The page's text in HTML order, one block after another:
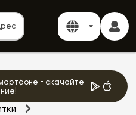
- скачайте